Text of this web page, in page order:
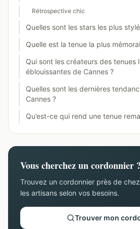
Rétrospective chic
Quelles sont les stars les plus
Quelle est la tenue la plus
Qui sont les créateurs des tenues
éblouissantes de Cannes ?
Quelles sont les dernières
Cannes ?
Qu’est-ce qui rend une tenue
Vous cherchez un cordonnier ?
Trouvez un cordonnier près de
les artisans selon vos besoins.
Trouver mon